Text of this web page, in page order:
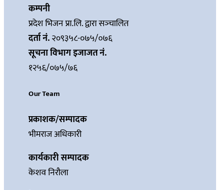
कम्पनी
प्रदेश भिजन प्रा.लि. द्वारा सञ्‍चालित
दर्ता नं.२०९३५८-०७५/०७६
सूचना विभाग इजाजत नं.
१२५६/०७५/७६
Our Team
प्रकाशक/सम्पादक
भीमराज अधिकारी
कार्यकारी सम्पादक
केशव निरौला